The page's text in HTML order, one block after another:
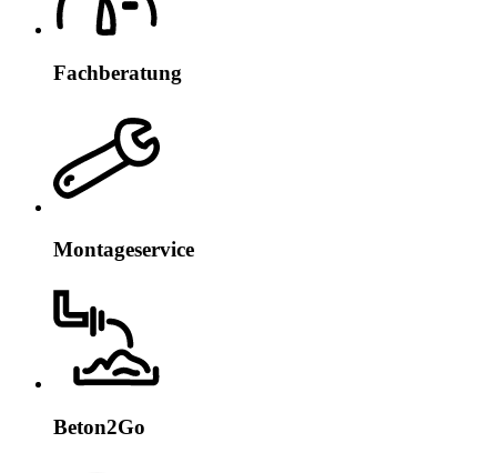
Fachberatung
Montageservice
Beton2Go